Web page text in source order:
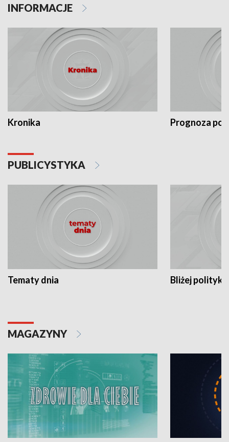
INFORMACJE
Kronika Prognoza
PUBLICYSTYKA
Tematy dnia Bliżej polityki
MAGAZYNY